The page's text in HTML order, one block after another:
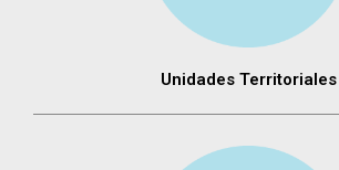
Unidades Territoriales